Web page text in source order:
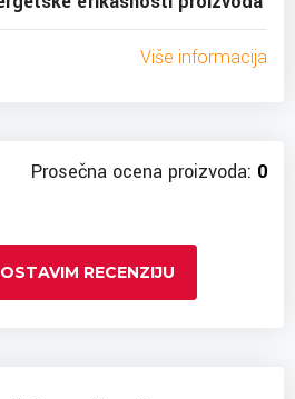
Više informacija
Prosečna ocena proizvoda: 0
RECENZIJU